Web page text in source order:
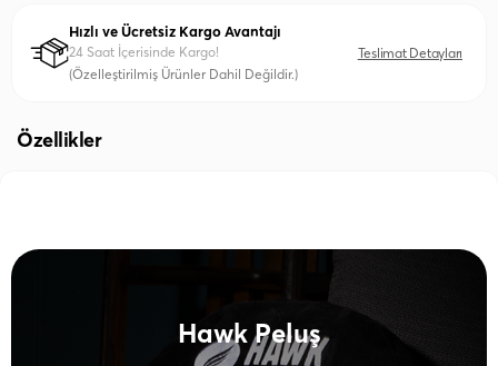
Hızlı ve Ücretsiz Kargo Avantajı
24 Saat İçerisinde Kargo!
(Özelleştirilmiş Ürünler Dahil Değildir.)
Teslimat Detayları
Özellikler
Hawk Peluş